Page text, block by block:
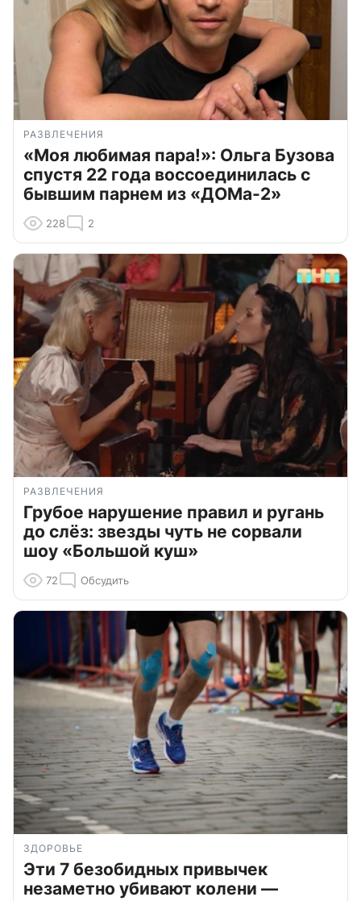
РАЗВЛЕЧЕНИЯ
«Моя любимая пара!»: Ольга Бузова
спустя 22 года воссоединилась с
бывшим парнем из «ДОМа-2»
228 2
РАЗВЛЕЧЕНИЯ
Грубое нарушение правил и ругань
до слёз: звезды чуть не сорвали
шоу «Большой куш»
72 Обсудить
ЗДОРОВЬЕ
Эти 7 безобидных привычек
незаметно убивают колени —